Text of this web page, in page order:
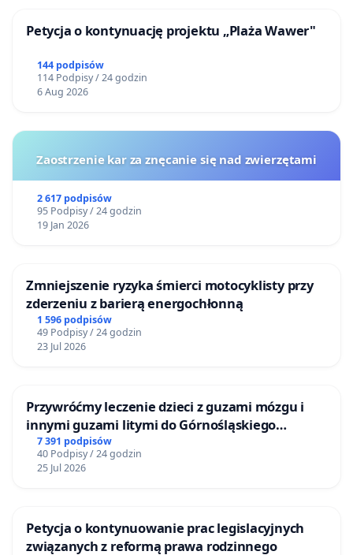
Petycja o kontynuację projektu „Plaża Wawer"
144 podpisów
114 Podpisy / 24 godzin
6 Aug 2026
Zaostrzenie kar za znęcanie się nad zwierzętami
2 617 podpisów
95 Podpisy / 24 godzin
19 Jan 2026
Zmniejszenie ryzyka śmierci motocyklisty przy
zderzeniu z barierą energochłonną
1 596 podpisów
49 Podpisy / 24 godzin
23 Jul 2026
Przywróćmy leczenie dzieci z guzami mózgu i
innymi guzami litymi do Górnośląskiego
Centrum Zdrowia Dziecka w Katowicach
7 391 podpisów
40 Podpisy / 24 godzin
25 Jul 2026
Petycja o kontynuowanie prac legislacyjnych
związanych z reformą prawa rodzinnego